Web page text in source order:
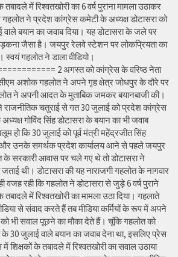
तबादले में रिश्वतखोरी का 6 वर्ष पुराना मामला उठाकर
गहलोत ने प्रदेश कांग्रेस कमेटी के अध्यक्ष डोटासरा को
वाले बयान का जवाब दिया। यह डोटासरा के जले पर
जैसा है। जयपुर रेलवे स्टेशन पर लोकप्रियता का
स्वयं गहलोत ने डाला वीडियो।
2 अगस्त को कांग्रेस के वरिष्ठ नेता
अशोक गहलोत ने अपने गृह क्षेत्र जोधपुर के दौरे पर
ने अपनी आदत के मुताबिक जमकर बयानबाजी की।
राजनीतिक चतुराई से गत 30 जुलाई को प्रदेश कांग्रेस
गोविंद सिंह डोटासरा के बयान का भी जवाब
हो कि 30 जुलाई को पूर्व मंत्री महेंद्रजीत सिंह
और उनके समर्थक प्रदेश कार्यालय आने से पहले जयपुर
के सरकारी आवास पर चले गए थे तो डोटासरा ने
जताई थी। डोटासरा की यह नाराजगी गहलोत के नागवार
वजह रही कि गहलोत ने डोटासरा से जुड़े 6 वर्ष पुराने
तबादले में रिश्वतखोरी का मामला उठा दिया। गहलाते
से संवाद करते हैं तब मीडिया कर्मियों के रूप में अपने
भी सवाल पूछने का मौका देते हैं। चूंकि गहलोत को
के 30 जुलाई वाले बयान का जवाब देना था, इसलिए प्रेस
शिक्षकों के तबादले में रिश्वतखोरी का सवाल उठाया